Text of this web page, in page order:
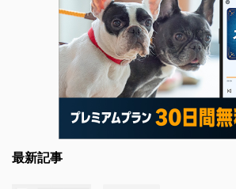
最新記事